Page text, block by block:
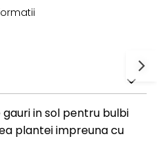
in sol pentru bulbi
plantei impreuna cu